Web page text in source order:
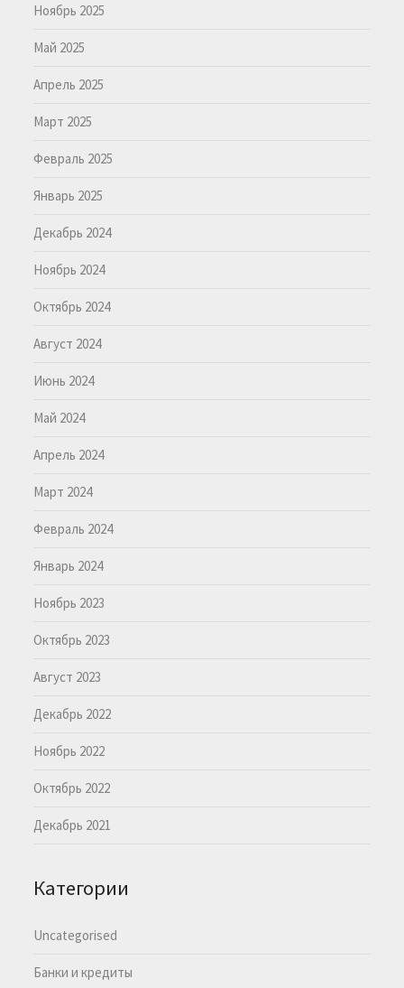
Ноябрь 2025
Май 2025
Апрель 2025
Март 2025
Февраль 2025
Январь 2025
Декабрь 2024
Ноябрь 2024
Октябрь 2024
Август 2024
Июнь 2024
Май 2024
Апрель 2024
Март 2024
Февраль 2024
Январь 2024
Ноябрь 2023
Октябрь 2023
Август 2023
Декабрь 2022
Ноябрь 2022
Октябрь 2022
Декабрь 2021
Категории
Uncategorised
Банки и кредиты